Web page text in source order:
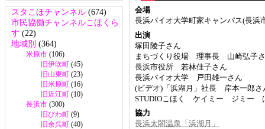
カ
イ
ブ
スタこほチャンネル (674)
市民協働チャンネルこほくら
す (22)
地域別 (364)
米原市 (106)
旧伊吹町 (45)
旧山東町 (23)
旧米原町 (16)
旧近江町 (10)
長浜市 (300)
旧びわ町 (9)
旧余呉町 (40)
会場
長浜バイオ大学町家キャンパス(長浜
出演
塚田陵子さん
まちづくり役場 理事長 山崎弘子
長浜市役所 若林佳子さん
長浜バイオ大学 戸田雄一さん
(ビデオ)「浜湖月」社長 岸本一郎さ
STUDIOこほく ケイミー ジミー
協力
長浜太閤温泉「浜湖月」